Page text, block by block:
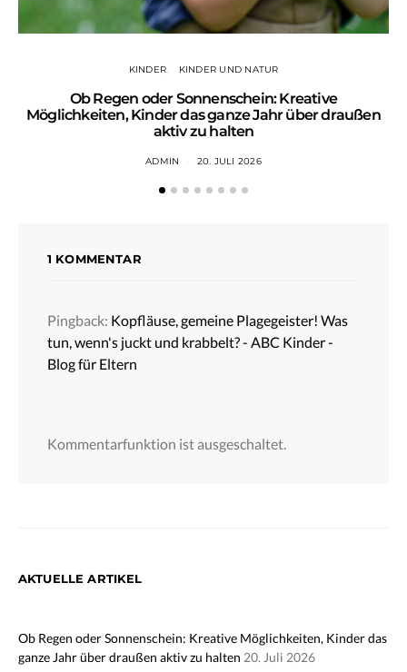
KINDER KINDER UND NATUR
Ob Regen oder Sonnenschein: Kreative
Möglichkeiten, Kinder das ganze Jahr über draußen
aktiv zu halten
ADMIN 20. JULI 2026
1 KOMMENTAR
Pingback: Kopfläuse, gemeine Plagegeister! Was
tun, wenn's juckt und krabbelt? - ABC Kinder -
Blog für Eltern
Kommentarfunktion ist ausgeschaltet.
AKTUELLE ARTIKEL
Ob Regen oder Sonnenschein: Kreative Möglichkeiten, Kinder das
ganze Jahr über draußen aktiv zu halten 20. Juli 2026